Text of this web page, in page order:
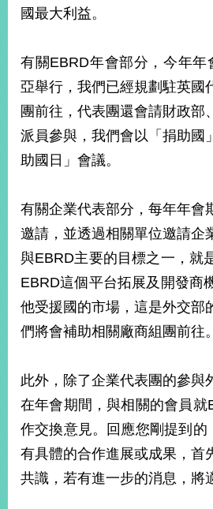
國最大利益。
有關EBRD年會部分，今年年
亞舉行，我們已經規劃駐英國
團前往，代表團還會請財政部
派員參與，我們會以「捐助國
助國日」會議。
有關企業代表部分，每年年會
邀請，並透過相關單位邀請企
與EBRD主要的目標之一，就
EBRD這個平台拓展及開發商
他受援國的市場，這是外交部
們將會補助相關廠商組團前往。
此外，除了企業代表團的參與
在年會期間，與相關的會員就
作交換意見。回應您剛提到的
有具體的合作進展或成果，首
共識，若有進一步的消息，將